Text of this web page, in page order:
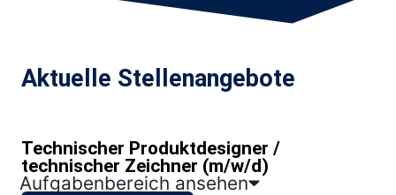
Aktuelle Stellenangebote
Technischer Produktdesigner /
technischer Zeichner (m/w/d)
Aufgabenbereich ansehen